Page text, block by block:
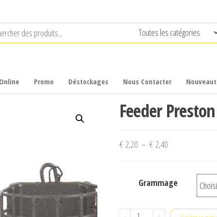
Promo Déstockages Nous Contacter
Feeder Preston
€ 2,20 – € 2,40Plage
€ 2,20
€ 2,40
Grammage